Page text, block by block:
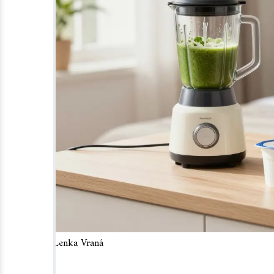
Lenka Vraná